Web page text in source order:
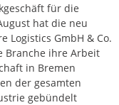
für die
hat die neu
Logistics GmbH & Co.
Branche ihre Arbeit
in Bremen
der gesamten
gebündelt